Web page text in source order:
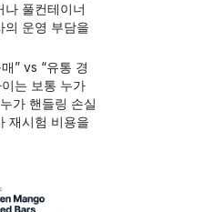
나 풀컨테이너
의 운영 부담을
” vs “유통 경
는 보통 누가
가 핸들링 손실
재시험 비용을